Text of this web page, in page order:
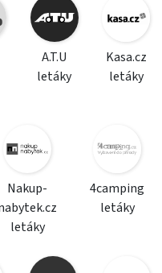
A.T.U
letáky
Kasa.cz
letáky
Nakup-
letáky
4camping
letáky